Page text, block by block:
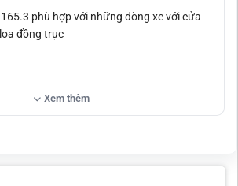
phù hợp với những dòng xe với cửa
đồng trục
Xem thêm